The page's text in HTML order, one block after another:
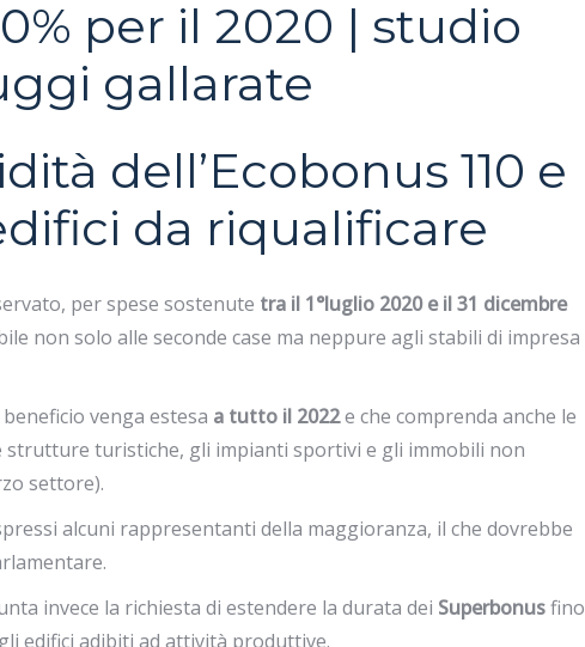
dell’Ecobonus 110 e
da riqualificare
per spese sostenute tra il 1°luglio 2020 e il 31 dicembre
non solo alle seconde case ma neppure agli stabili di impresa
venga estesa a tutto il 2022e che comprenda anche le
turistiche, gli impianti sportivi e gli immobili non
settore).
alcuni rappresentanti della maggioranza, il che dovrebbe
invece la richiesta di estendere la durata dei Superbonusfino
edifici adibiti ad attività produttive.